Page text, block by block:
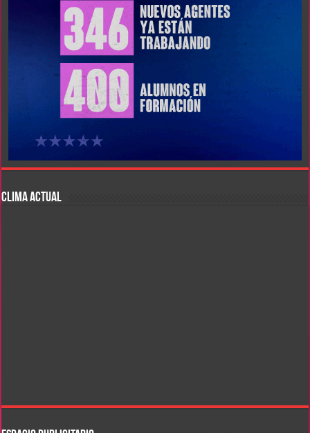
CLIMA ACTUAL